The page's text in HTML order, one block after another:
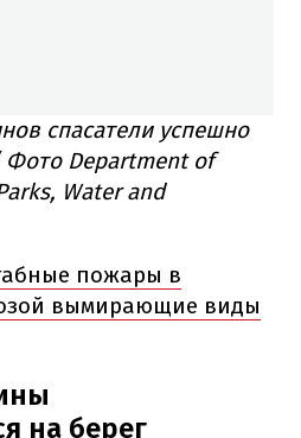
спасатели успешно
Фото Department of
Water and
пожары в
вымирающие виды
на берег